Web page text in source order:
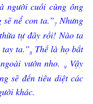
người cuối cùng ông
nể con ta.”7Nhưng
tự đây rồi! Nào ta
ta.”8Thế là họ bắt
vườn nho.
9Vậy
sẽ đến tiêu diệt các
khác.